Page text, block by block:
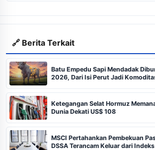
🔗 Berita Terkait
Batu Empedu Sapi Mendadak
2026, Dari Isi Perut Jadi
Ketegangan Selat Hormuz
Dunia Dekati US$ 108
MSCI Pertahankan Pembekuan
DSSA Terancam Keluar dari Indeks